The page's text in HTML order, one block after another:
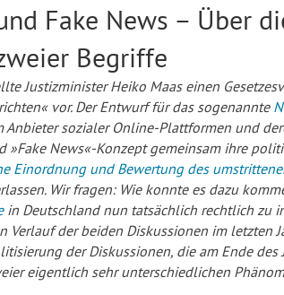
Fake News – Über
Begriffe
Justizminister Heiko Maas einen
vor. Der Entwurf für das sogenannte
sozialer Online-Plattformen und
»Fake News«-Konzept gemeinsam ihre
Einordnung und Bewertung des
Wir fragen: Wie konnte es dazu
in Deutschland nun tatsächlich rechtlich zu
Verlauf der beiden Diskussionen im letzten
der Diskussionen, die am Ende
eigentlich sehr unterschiedlichen